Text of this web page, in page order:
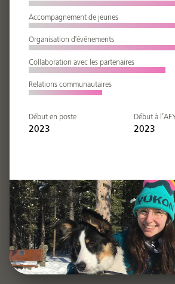
Accompagnement de jeunes
Organisation d'événements
Collaboration avec les partenaires
Relations communautaires
2023 2023